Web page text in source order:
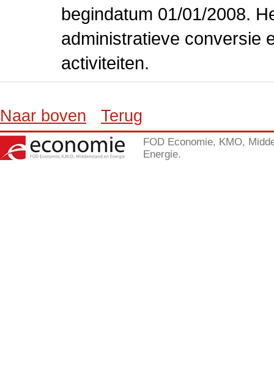
begindatum 01/01/2008.
administratieve conversie
activiteiten.
Naar boven Terug
FOD Economie, KMO,
Energie.